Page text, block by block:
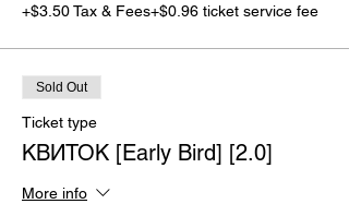
+$3.50 Tax & Fees+$0.96 ticket service fee
Sold Out
Ticket type
КВИТОК [Early Bird] [2.0]
More info